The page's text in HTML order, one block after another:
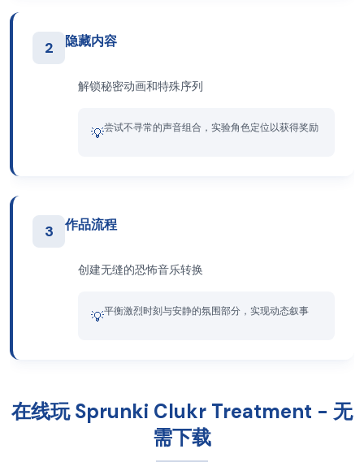
2 隐藏内容
解锁秘密动画和特殊序列
💡尝试不寻常的声音组合，实验角色定位以获得奖励
3 作品流程
创建无缝的恐怖音乐转换
💡平衡激烈时刻与安静的氛围部分，实现动态叙事
在线玩 Sprunki Clukr Treatment - 无
需下载